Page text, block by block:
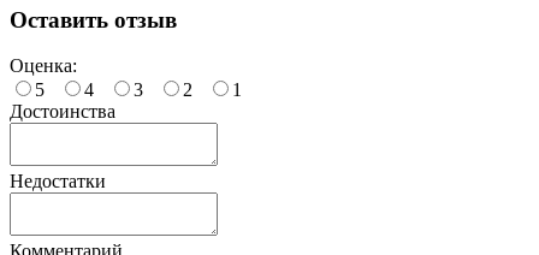
Оставить отзыв
Оценка:
5
4 3 2
1
Достоинства
Недостатки